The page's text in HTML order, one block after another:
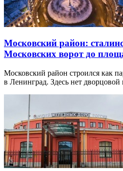
Московский район:
Московских ворот до
Московский район строился как
в Ленинград. Здесь нет